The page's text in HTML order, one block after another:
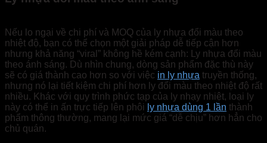
Nếu lo ngại về chi phí và MOQ của ly nhựa đổi màu theo
nhiệt độ, bạn có thể chọn một giải pháp dễ tiếp cận hơn
nhưng khả năng “viral” không hề kém cạnh: Ly nhựa đổi màu
theo ánh sáng. Dù nhìn chung, dòng sản phẩm đặc thù này
sẽ có giá thành cao hơn so với việc in ly nhựa truyền thống,
nhưng nó lại tiết kiệm chi phí hơn ly đổi màu theo nhiệt độ rất
nhiều. Khác với quy trình phức tạp của ly nhạy nhiệt, loại ly
này có thể in ấn trực tiếp lên phôi ly nhựa dùng 1 lần thành
phẩm thông thường, mang lại mức giá “dễ chịu” hơn hẳn cho
chủ quán.